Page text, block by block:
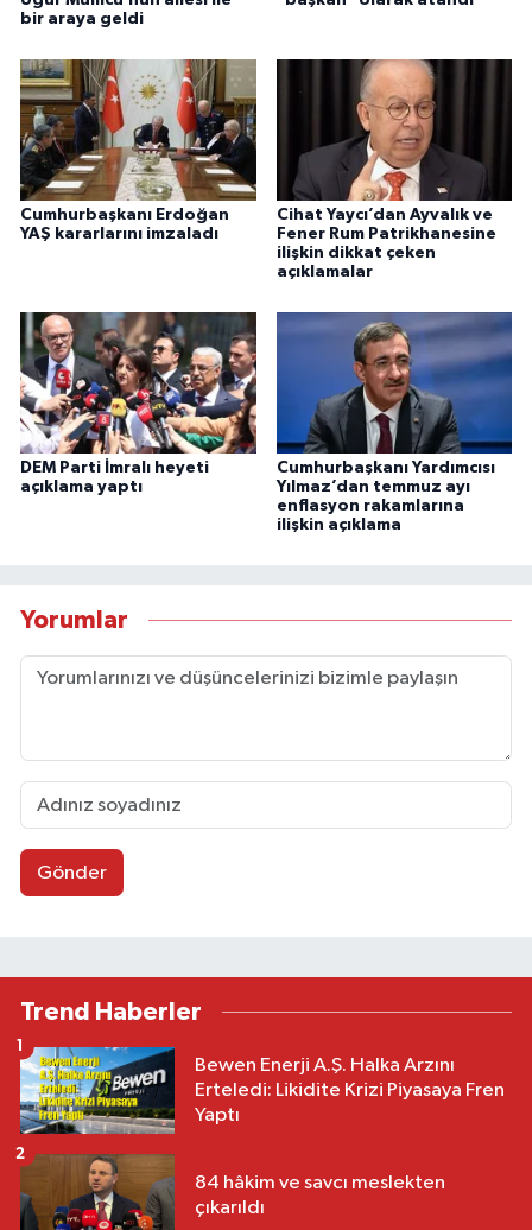
bir araya geldi
Cumhurbaşkanı Erdoğan
YAŞ kararlarını imzaladı
Cihat Yaycı’dan Ayvalık ve
Fener Rum Patrikhanesine
ilişkin dikkat çeken
açıklamalar
DEM Parti İmralı heyeti
açıklama yaptı
Cumhurbaşkanı Yardımcısı
Yılmaz’dan temmuz ayı
enflasyon rakamlarına
ilişkin açıklama
Yorumlar
Gönder
Trend Haberler
Bewen Enerji A.Ş. Halka Arzını
Erteledi: Likidite Krizi Piyasaya Fren
Yaptı
1
84 hâkim ve savcı meslekten
çıkarıldı
2